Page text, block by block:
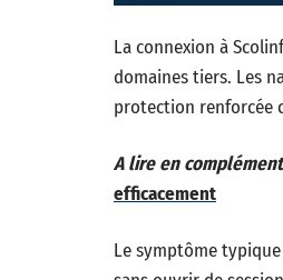
La connexion à
domaines tiers. Les
protection renforcée
A lire en
efficacement
Le symptôme